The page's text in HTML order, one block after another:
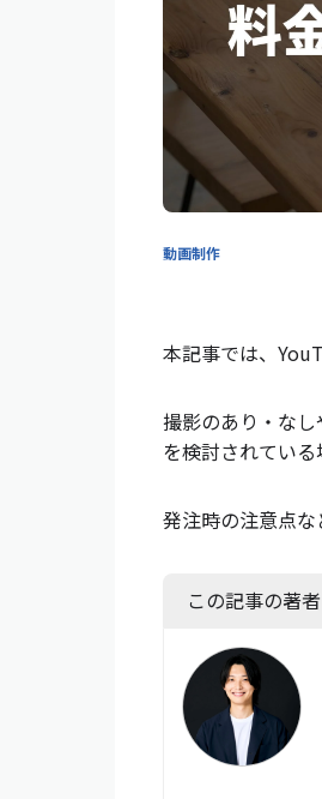
動画制作
本記事では、
撮影のあり・な
を検討されている
発注時の注意点な
この記事の著